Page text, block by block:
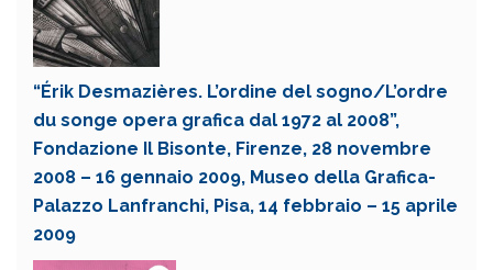
“Érik Desmazières. L’ordine del sogno/L’ordre
du songe opera grafica dal 1972 al 2008”,
Fondazione Il Bisonte, Firenze, 28 novembre
2008 – 16 gennaio 2009, Museo della Grafica-
Palazzo Lanfranchi, Pisa, 14 febbraio – 15 aprile
2009